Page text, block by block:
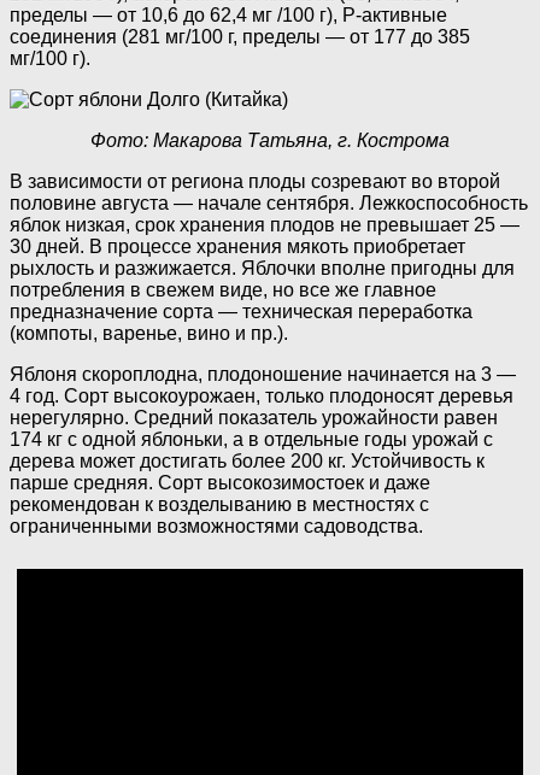
пределы — от 10,6 до 62,4 мг /100 г), P-активные
соединения (281 мг/100 г, пределы — от 177 до 385
мг/100 г).
Фото: Макарова Татьяна, г. Кострома
В зависимости от региона плоды созревают во второй
половине августа — начале сентября. Лежкоспособность
яблок низкая, срок хранения плодов не превышает 25 —
30 дней. В процессе хранения мякоть приобретает
рыхлость и разжижается. Яблочки вполне пригодны для
потребления в свежем виде, но все же главное
предназначение сорта — техническая переработка
(компоты, варенье, вино и пр.).
Яблоня скороплодна, плодоношение начинается на 3 —
4 год. Сорт высокоурожаен, только плодоносят деревья
нерегулярно. Средний показатель урожайности равен
174 кг с одной яблоньки, а в отдельные годы урожай с
дерева может достигать более 200 кг. Устойчивость к
парше средняя. Сорт высокозимостоек и даже
рекомендован к возделыванию в местностях с
ограниченными возможностями садоводства.